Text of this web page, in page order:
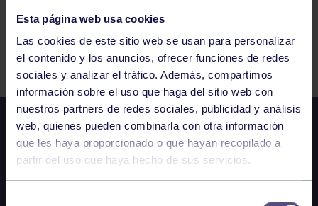
Esta página web usa cookies
Las cookies de este sitio web se usan para personalizar
el contenido y los anuncios, ofrecer funciones de redes
sociales y analizar el tráfico. Además, compartimos
información sobre el uso que haga del sitio web con
nuestros partners de redes sociales, publicidad y análisis
web, quienes pueden combinarla con otra información
que les haya proporcionado o que hayan recopilado a
partir del uso que haya hecho de sus servicios.
El grupo en prensa
Comparte